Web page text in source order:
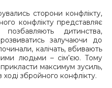
сторони конфлікту,
конфлікту представляє
дитинства,
залучаючи до
калічать, вбивають
людьми – сім’єю. Тому
максимум зусиль,
ході збройного конфлікту.